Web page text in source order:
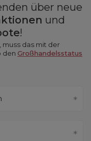
über neue
und
!
muss das mit der
den Großhandelsstatus